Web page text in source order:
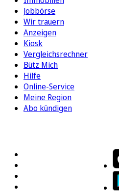
Jobbörse
Wir trauern
Anzeigen
Kiosk
Vergleichsrechner
Bütz Mich
Hilfe
Online-Service
Meine Region
Abo kündigen